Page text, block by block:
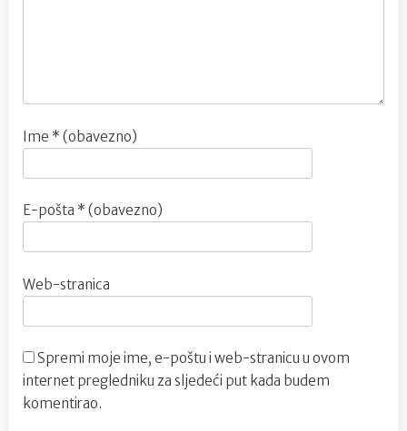
Ime * (obavezno)
E-pošta * (obavezno)
Web-stranica
Spremi moje ime, e-poštu i web-stranicu u ovom
internet pregledniku za sljedeći put kada budem
komentirao.